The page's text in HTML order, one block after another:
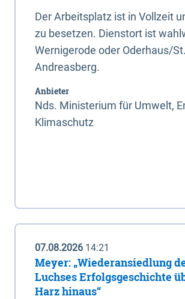
Der Arbeitsplatz ist in Vollzeit
zu besetzen. Dienstort ist
Wernigerode oder Oderhaus/St.
Andreasberg.
Anbieter
Nds. Ministerium für Umwelt,
Klimaschutz
07.08.2026 14:21
Meyer: „Wiederansiedlung
Luchses Erfolgsgeschichte
Harz hinaus“